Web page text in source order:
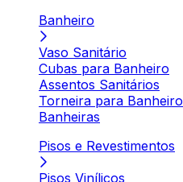
Banheiro
Vaso Sanitário
Cubas para Banheiro
Assentos Sanitários
Torneira para Banheiro
Banheiras
Pisos e Revestimentos
Pisos Vinílicos